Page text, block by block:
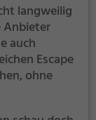
langweilig
Anbieter
auch
Escape
ohne